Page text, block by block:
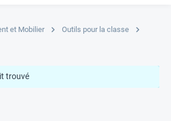
et Mobilier
Outils pour la classe
trouvé